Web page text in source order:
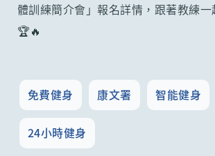
體訓練簡介會」報名詳情，跟著教練一
🏆🔥
免費健身 康文署 智能健身
24小時健身